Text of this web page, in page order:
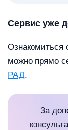
Сервис уже
Ознакомиться
можно прямо
РАД.
За